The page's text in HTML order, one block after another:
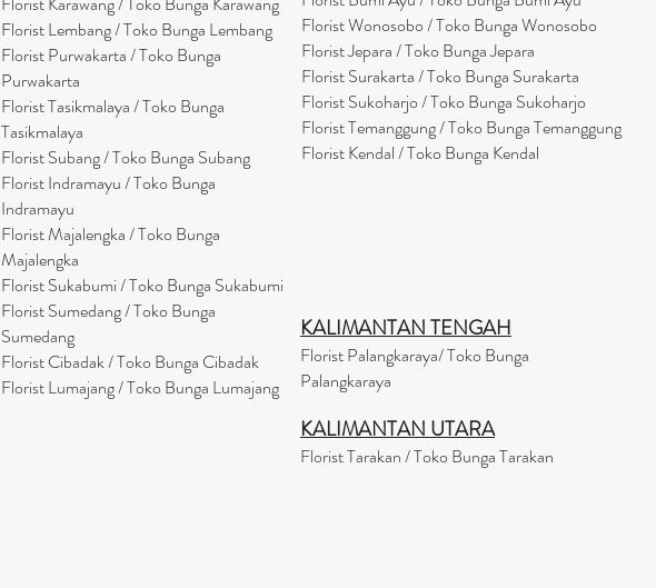
Florist Lembang / Toko Bunga Lembang
Florist Purwakarta / Toko Bunga
Purwakarta
Florist Tasikmalaya / Toko Bunga
Tasikmalaya
Florist Subang / Toko Bunga Subang
Florist Indramayu / Toko Bunga
Indramayu
Florist Majalengka / Toko Bunga
Majalengka
Florist Sukabumi / Toko Bunga Sukabumi
Florist Sumedang / Toko Bunga
Sumedang
Florist Cibadak / Toko Bunga Cibadak
Florist Lumajang / Toko Bunga Lumajang
Florist Wonosobo / Toko Bunga Wonosobo
Florist Jepara / Toko Bunga Jepara
Florist Surakarta / Toko Bunga Surakarta
Florist Sukoharjo / Toko Bunga Sukoharjo
Florist Temanggung / Toko Bunga Temanggung
Florist Kendal / Toko Bunga Kendal
KALIMANTAN TENGAH
Florist Palangkaraya/ Toko Bunga
Palangkaraya
KALIMANTAN UTARA
Florist Tarakan / Toko Bunga Tarakan